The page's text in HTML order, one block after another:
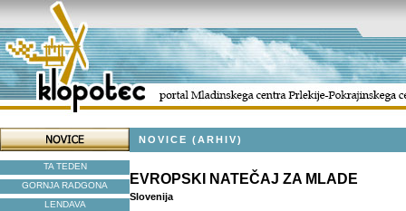
TA TEDEN
GORNJA RADGONA
LENDAVA
NOVICE (ARHIV)
EVROPSKI NATEČAJ ZA MLADE
Slovenija